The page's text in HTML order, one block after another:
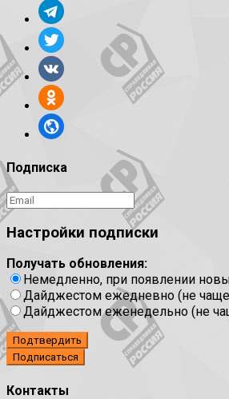
Подписка
Настройки подписки
Получать обновления:
Немедленно, при появлении
Дайджестом ежедневно (не чаще
Дайджестом еженедельно (не
Подтвердить
Контакты